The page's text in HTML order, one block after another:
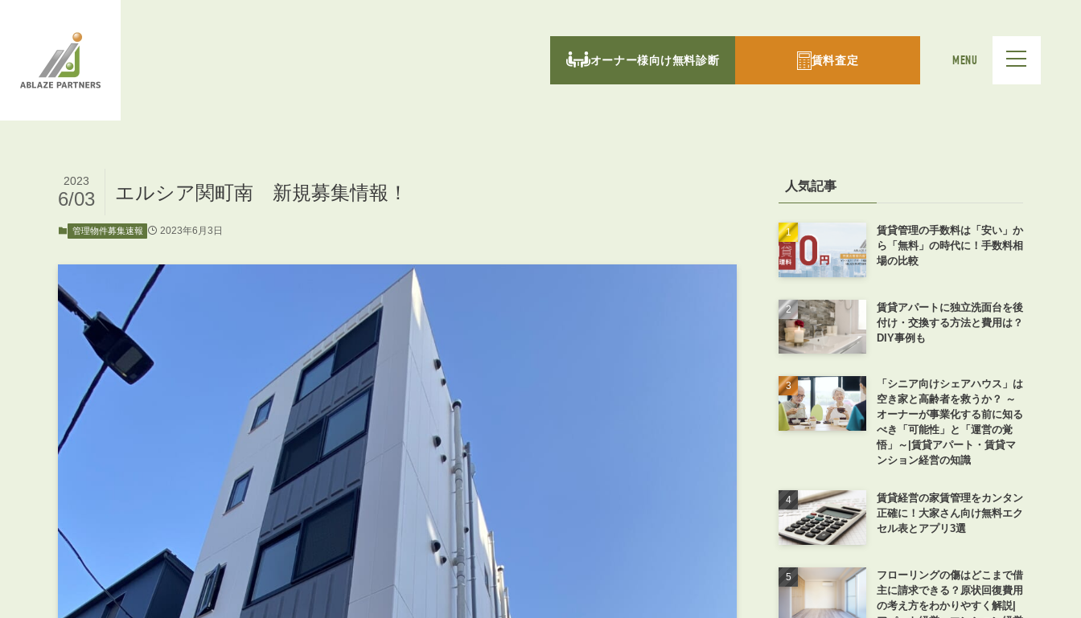
オーナー様向け無料診断 賃料査定 MENU
エルシア関町南 新規募集情報！
2023
6/03
管理物件募集速報 2023年6月3日
人気記事
賃貸管理の手数料は「安い」か
ら「無料」の時代に！手数料相
場の比較
賃貸アパートに独立洗面台を後
付け・交換する方法と費用は？
DIY事例も
「シニア向けシェアハウス」は
空き家と高齢者を救うか？ ～
オーナーが事業化する前に知る
べき「可能性」と「運営の覚
悟」～|賃貸アパート・賃貸マ
ンション経営の知識
賃貸経営の家賃管理をカンタン
正確に！大家さん向け無料エク
セル表とアプリ3選
フローリングの傷はどこまで借
主に請求できる？原状回復費用
の考え方をわかりやすく解説|